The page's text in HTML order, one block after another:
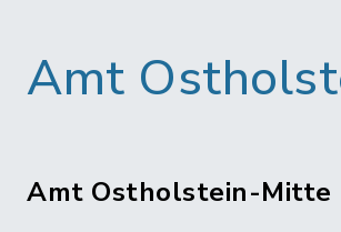
Amt
Amt Ostholstein-Mitte